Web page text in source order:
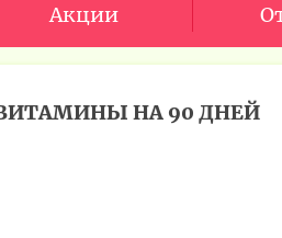
Акции
НА 90 ДНЕЙ